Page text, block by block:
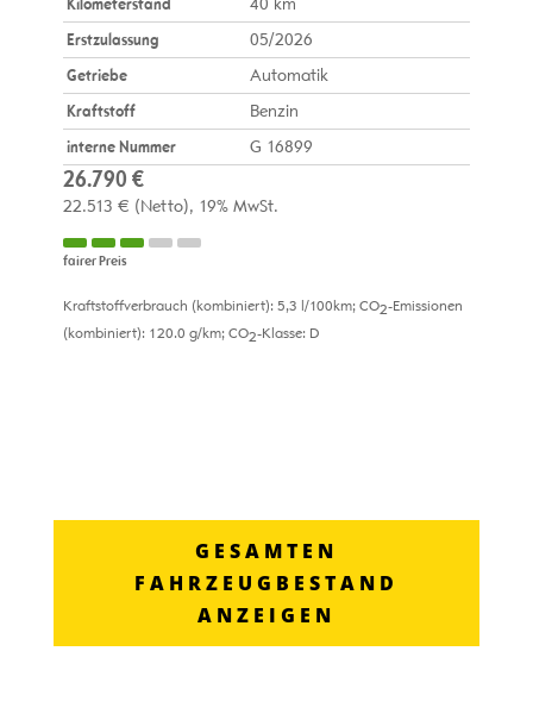
Erstzulassung
05/2026
Getriebe
Automatik
Kraftstoff
Benzin
interne Nummer
G 16899
26.790 €
22.513 € (Netto) 19% MwSt.
fairer Preis
Kraftstoffverbrauch (kombiniert): 5,3 l/100km; CO2-Emissionen
(kombiniert): 120.0 g/km; CO2-Klasse: D
GESAMTEN
FAHRZEUGBESTAND
ANZEIGEN